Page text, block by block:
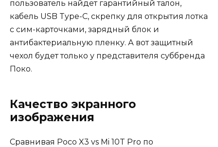
пользователь найдет гарантийный талон,
кабель USB Type-C, скрепку для открытия лотка
с сим-карточками, зарядный блок и
антибактериальную пленку. А вот защитный
чехол будет только у представителя суббренда
Поко.
Качество экранного
изображения
Сравнивая Poco X3 vs Mi 10T Pro по